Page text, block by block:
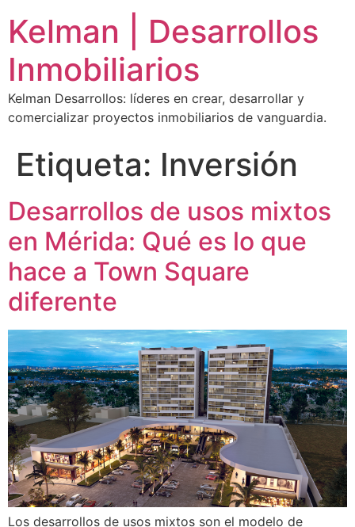
Kelman | Desarrollos
Inmobiliarios
Kelman Desarrollos: líderes en crear, desarrollar y
comercializar proyectos inmobiliarios de vanguardia.
Etiqueta: Inversión
Desarrollos de usos mixtos
en Mérida: Qué es lo que
hace a Town Square
diferente
Los desarrollos de usos mixtos son el modelo de